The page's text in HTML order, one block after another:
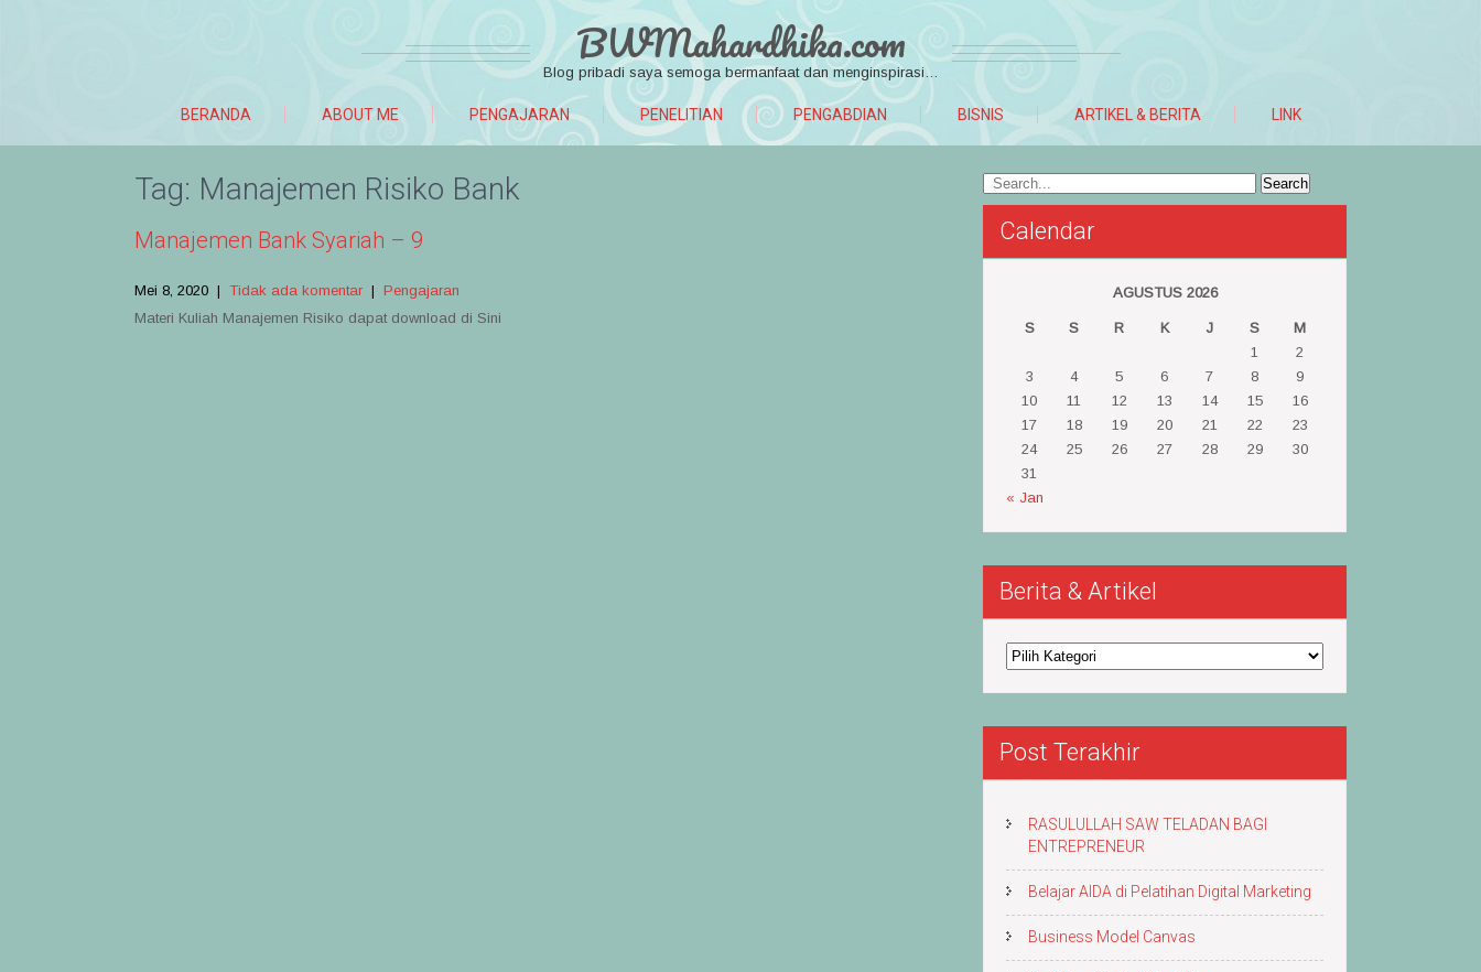
BWMahardhika.com
Blog pribadi saya semoga bermanfaat dan menginspirasi…
BERANDA ABOUT ME PENGAJARAN PENELITIAN PENGABDIAN BISNIS ARTIKEL & BERITA LINK
Tag: Manajemen Risiko Bank
Manajemen Bank Syariah – 9
Mei 8, 2020 | Tidak ada komentar | Pengajaran
Materi Kuliah Manajemen Risiko dapat download di Sini
Calendar
AGUSTUS 2026
S S R K J S
M
1
2
3
4 5 6 7 8
9
10
11 12 13 14 15
16
17
18 19 20 21 22
23
24
25 26 27 28 29
30
31
« Jan
Berita & Artikel
Berita
&
Artikel
Post Terakhir
RASULULLAH SAW TELADAN BAGI
ENTREPRENEUR
Belajar AIDA di Pelatihan Digital Marketing
Business Model Canvas